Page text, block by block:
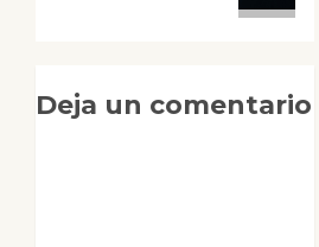
Deja un comentario